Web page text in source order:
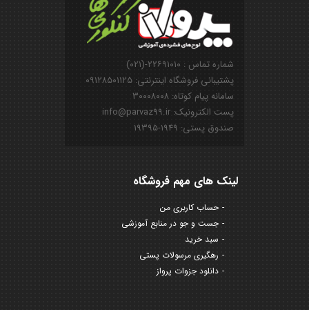
شماره تماس : ۲۲۶۹۱۰۱۰-(۰۲۱)
پشتیبانی فروشگاه اینترنتی: ۰۹۱۲۸۵۰۱۱۲۵
سامانه پیام کوتاه: ۳۰۰۰۸۰۰۸
پست الکترونیک: info@parvaz99.ir
صندوق پستی: ۱۹۴۹-۱۹۳۹۵
لینک های مهم فروشگاه
حساب کاربری من
جست و جو در منابع آموزشی
سبد خرید
رهگیری مرسولات پستی
دانلود جزوات پرواز